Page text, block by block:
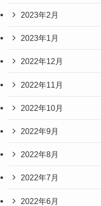
2023年2月
2023年1月
2022年12月
2022年11月
2022年10月
2022年9月
2022年8月
2022年7月
2022年6月